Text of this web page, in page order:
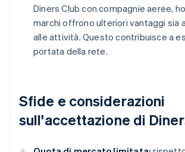
Diners Club con compagnie aeree,
marchi offrono ulteriori vantaggi sia
alle attività. Questo contribuisce a
portata della rete.
Sfide e considerazioni
sull'accettazione di